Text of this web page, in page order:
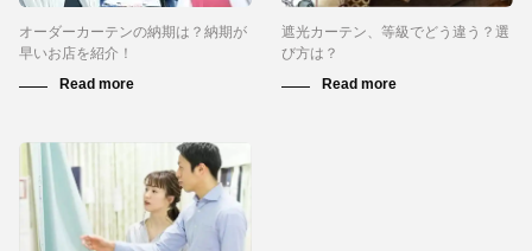
オーダーカーテンの納期は？納期が
早いお店を紹介！
遮光カーテン、等級でどう違う？選
び方は？